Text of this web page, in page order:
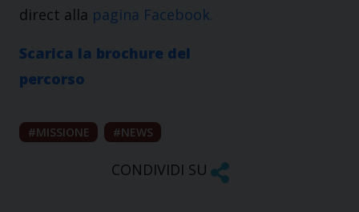
direct alla pagina Facebook.
Scarica la brochure del
percorso
MISSIONE NEWS
CONDIVIDI SU